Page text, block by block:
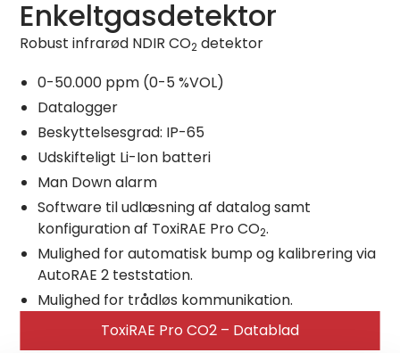
Enkeltgasdetektor
Robust infrarød NDIR CO2 detektor
0-50.000 ppm (0-5 %VOL)
Datalogger
Beskyttelsesgrad: IP-65
Udskifteligt Li-Ion batteri
Man Down alarm
Software til udlæsning af datalog samt
konfiguration af ToxiRAE Pro CO2.
Mulighed for automatisk bump og kalibrering via
AutoRAE 2 teststation.
Mulighed for trådløs kommunikation.
ToxiRAE Pro CO2 – Datablad